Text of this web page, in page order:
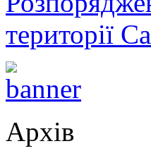
території
Архів